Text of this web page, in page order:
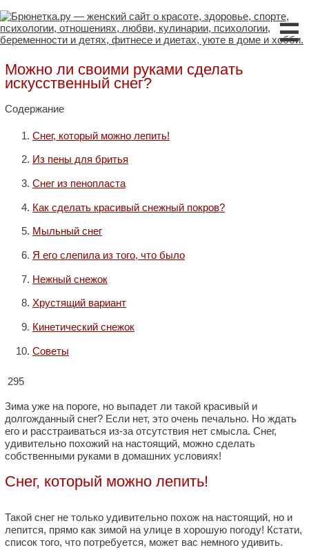
☰
Можно ли своими руками сделать
искусственный снег?
Содержание
Снег, который можно лепить!
Из пены для бритья
Снег из пенопласта
Как сделать красивый снежный покров?
Мыльный снег
Я его слепила из того, что было
Нежный снежок
Хрустящий вариант
Кинетический снежок
Советы
295
Зима уже на пороге, но выпадет ли такой красивый и
долгожданный снег? Если нет, это очень печально. Но ждать
его и расстраиваться из-за отсутствия нет смысла. Снег,
удивительно похожий на настоящий, можно сделать
собственными руками в домашних условиях!
Снег, который можно лепить!
Такой снег не только удивительно похож на настоящий, но и
лепится, прямо как зимой на улице в хорошую погоду! Кстати,
список того, что потребуется, может вас немного удивить.